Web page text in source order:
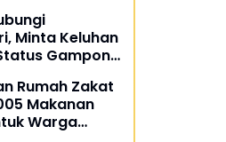
Minta Keluhan
Gampong
Rumah Zakat
Makanan
Warga